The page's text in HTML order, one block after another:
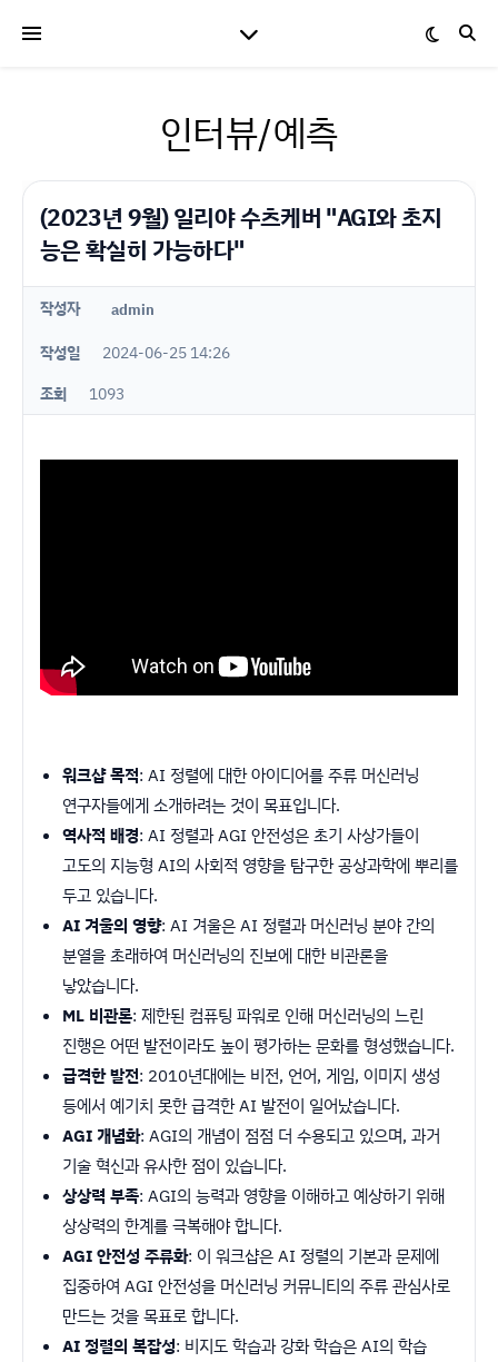
인터뷰/예측
(2023년 9월) 일리야 수츠케버 "AGI와 초지
능은 확실히 가능하다"
작성자 admin
작성일
2024-06-25 14:26
조회
1093
워크샵 목적: AI 정렬에 대한 아이디어를 주류 머신러닝
연구자들에게 소개하려는 것이 목표입니다.
역사적 배경: AI 정렬과 AGI 안전성은 초기 사상가들이
고도의 지능형 AI의 사회적 영향을 탐구한 공상과학에 뿌리를
두고 있습니다.
AI 겨울의 영향: AI 겨울은 AI 정렬과 머신러닝 분야 간의
분열을 초래하여 머신러닝의 진보에 대한 비관론을
낳았습니다.
ML 비관론: 제한된 컴퓨팅 파워로 인해 머신러닝의 느린
진행은 어떤 발전이라도 높이 평가하는 문화를 형성했습니다.
급격한 발전: 2010년대에는 비전, 언어, 게임, 이미지 생성
등에서 예기치 못한 급격한 AI 발전이 일어났습니다.
AGI 개념화: AGI의 개념이 점점 더 수용되고 있으며, 과거
기술 혁신과 유사한 점이 있습니다.
상상력 부족: AGI의 능력과 영향을 이해하고 예상하기 위해
상상력의 한계를 극복해야 합니다.
AGI 안전성 주류화: 이 워크샵은 AI 정렬의 기본과 문제에
집중하여 AGI 안전성을 머신러닝 커뮤니티의 주류 관심사로
만드는 것을 목표로 합니다.
AI 정렬의 복잡성: 비지도 학습과 강화 학습은 AI의 학습